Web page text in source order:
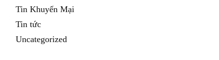
Tin Khuyến Mại
Tin tức
Uncategorized